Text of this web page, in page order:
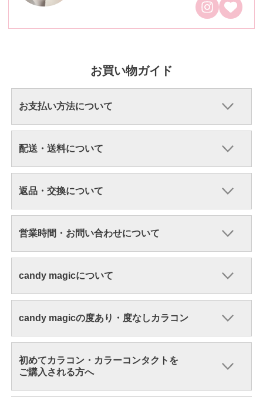
お買い物ガイド
お支払い方法について
配送・送料について
返品・交換について
営業時間・お問い合わせについて
candy magicについて
candy magicの度あり・度なしカラコン
初めてカラコン・カラーコンタクトを
ご購入される方へ